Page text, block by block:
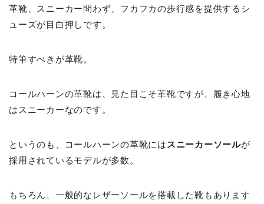
革靴、スニーカー問わず、フカフカの歩行感を提供するシ
ューズが目白押しです。
特筆すべきが革靴。
コールハーンの革靴は、見た目こそ革靴ですが、履き心地
はスニーカーなのです。
というのも、コールハーンの革靴には スニーカーソールが
採用されているモデルが多数。
もちろん、一般的なレザーソールを搭載した靴もあります